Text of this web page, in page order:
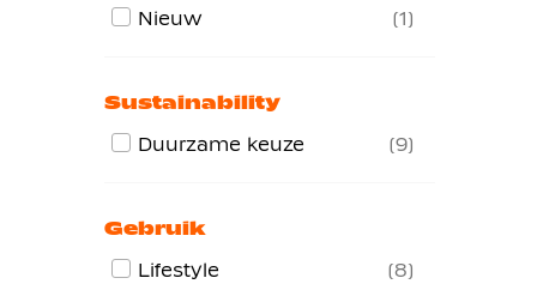
Nieuw 1
Sustainability
Duurzame keuze 9
Gebruik
Lifestyle
8